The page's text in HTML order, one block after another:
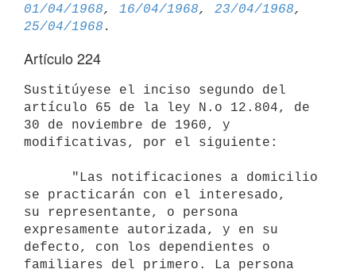
01/04/1968, 16/04/1968, 23/04/1968
25/04/1968
Artículo 224
Sustitúyese el inciso segundo del
artículo 65 de la ley N.o 12.804, de
30 de noviembre de 1960, y
modificativas, por el siguiente:
se practicarán con el interesado,
su representante, o persona
expresamente autorizada, y en su
defecto, con los dependientes o
familiares del primero. La persona